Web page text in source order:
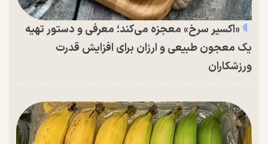
«اکسیر سرخ» معجزه می‌کند؛ معرفی و دستور تهیه
یک معجون طبیعی و ارزان برای افزایش قدرت
ورزشکاران